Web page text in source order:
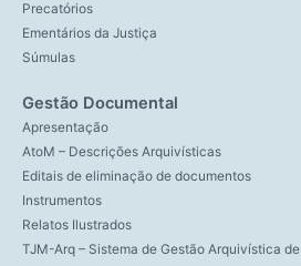
Precatórios
Ementários da Justiça
Súmulas
Gestão Documental
Apresentação
AtoM – Descrições Arquivísticas
Editais de eliminação de documentos
Instrumentos
Relatos Ilustrados
TJM-Arq – Sistema de Gestão Arquivística